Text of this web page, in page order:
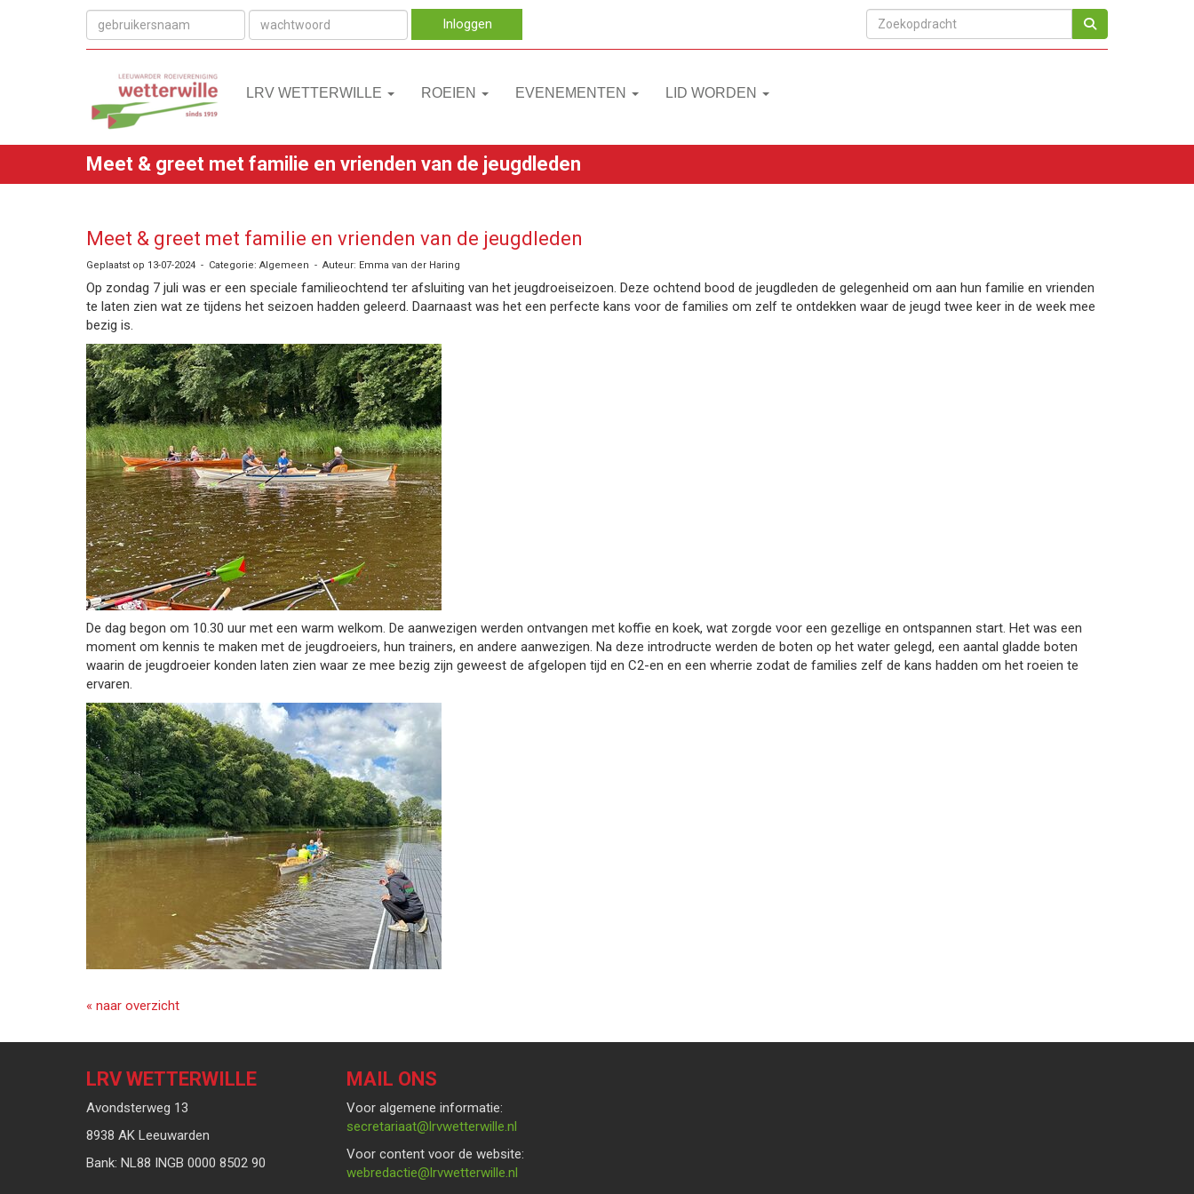
Inloggen
LRV WETTERWILLE ROEIEN EVENEMENTEN LID WORDEN
Meet & greet met familie en vrienden van de jeugdleden
Meet & greet met familie en vrienden van de jeugdleden
Geplaatst op 13-07-2024 - Categorie: Algemeen - Auteur: Emma van der Haring
Op zondag 7 juli was er een speciale familieochtend ter afsluiting van het jeugdroeiseizoen. Deze ochtend bood de jeugdleden de gelegenheid om aan hun familie en vrienden
te laten zien wat ze tijdens het seizoen hadden geleerd. Daarnaast was het een perfecte kans voor de families om zelf te ontdekken waar de jeugd twee keer in de week mee
bezig is.
De dag begon om 10.30 uur met een warm welkom. De aanwezigen werden ontvangen met koffie en koek, wat zorgde voor een gezellige en ontspannen start. Het was een
moment om kennis te maken met de jeugdroeiers, hun trainers, en andere aanwezigen. Na deze introdructe werden de boten op het water gelegd, een aantal gladde boten
waarin de jeugdroeier konden laten zien waar ze mee bezig zijn geweest de afgelopen tijd en C2-en en een wherrie zodat de families zelf de kans hadden om het roeien te
ervaren.
« naar overzicht
LRV WETTERWILLE
Avondsterweg 13
8938 AK Leeuwarden
Bank: NL88 INGB 0000 8502 90
MAIL ONS
Voor algemene informatie:
taairaterces@lrvwetterwille.nl
Voor content voor de website:
eitcaderbew@lrvwetterwille.nl